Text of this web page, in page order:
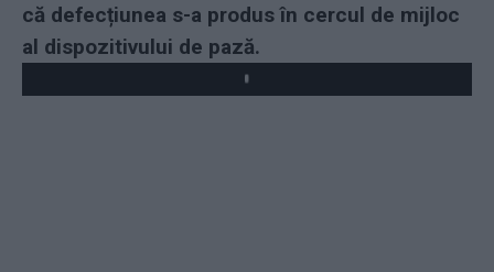
că defecțiunea s-a produs în cercul de mijloc
al dispozitivului de pază.
Play